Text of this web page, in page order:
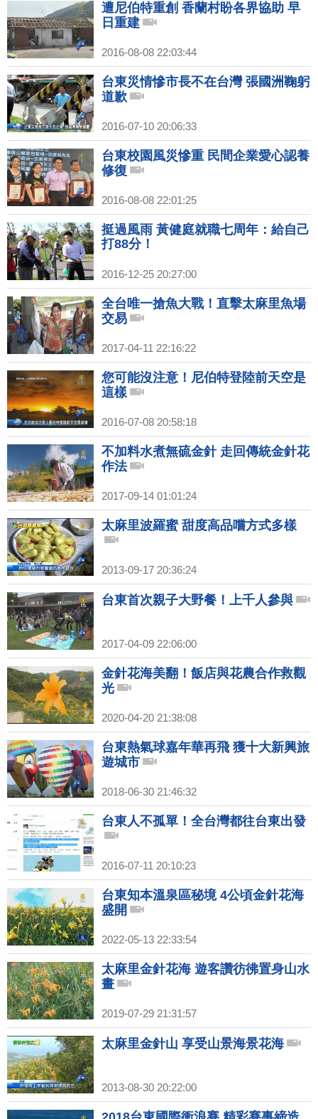
遭尼伯特重創 香蘭村盼各界協助 早
日重建
2016-08-08 22:03:44
台東災情慘市長不在台灣 張國洲鞠躬
道歉
2016-07-10 20:06:33
台東校園風災慘重 民間企業愛心認養
修復
2016-08-08 22:01:25
挺過風雨 黃健庭就職七周年：給自己
打88分！
2016-12-25 20:27:00
全台唯一搶魚大戰！直擊太麻里魚場
交易
2017-04-11 22:16:22
您可能沒注意！尼伯特登陸前天空是
這樣
2016-07-08 20:58:18
不加料水煮無硫金針 走回傳統金針花
作法
2017-09-14 01:01:24
太麻里波羅蜜 甜度高品嚐方式多樣
2013-09-17 20:36:24
台東首次親子大野餐！上千人參與
2017-04-09 22:06:00
金針花海美翻！飯店與花農合作救觀
光
2020-04-20 21:38:08
台東熱氣球嘉年華再飛 獲十大新興旅
遊城市
2018-06-30 21:46:32
台東人不孤單！全台灣都往台東出發
2016-07-11 20:10:23
台東知本溫泉區秘境 4公頃金針花海
盛開
2022-05-13 22:33:54
太麻里金針花海 遊客讚彷彿置身山水
畫
2019-07-29 21:31:57
太麻里金針山 享受山景海景花海
2013-08-30 20:22:00